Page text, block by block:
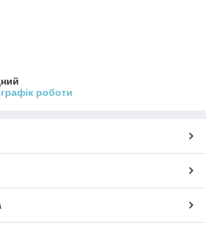
роботи